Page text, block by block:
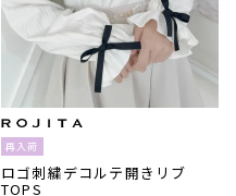
再入荷
ロゴ刺繍デコルテ開きリブ
TOPS